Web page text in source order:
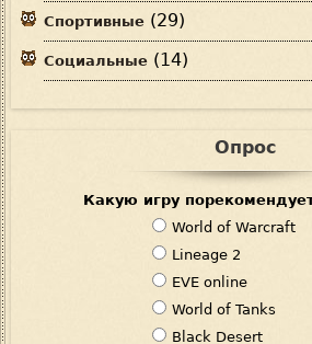
Спортивные (29)
Социальные (14)
Опрос
Какую игру
В
а
р
и
а
World of Warcraft
Lineage 2
EVE online
World of Tanks
Black Desert